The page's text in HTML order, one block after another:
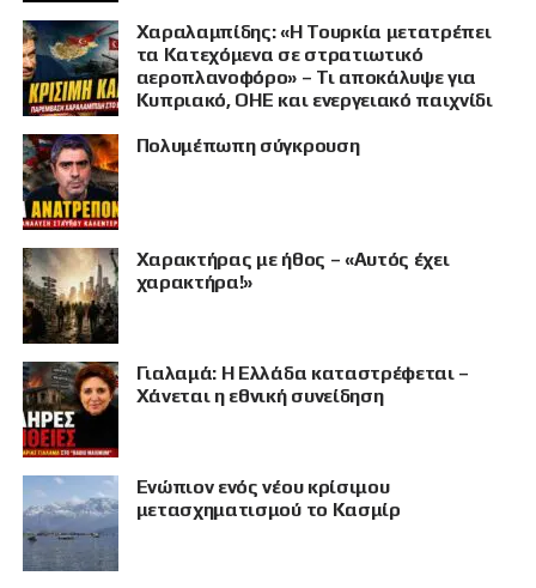
Χαραλαμπίδης: «Η Τουρκία μετατρέπει
τα Κατεχόμενα σε στρατιωτικό
αεροπλανοφόρο» – Τι αποκάλυψε για
Κυπριακό, ΟΗΕ και ενεργειακό παιχνίδι
Πολυμέπωπη σύγκρουση
Χαρακτήρας με ήθος – «Αυτός έχει
χαρακτήρα!»
Γιαλαμά: Η Ελλάδα καταστρέφεται –
Χάνεται η εθνική συνείδηση
Eνώπιον ενός νέου κρίσιμου
μετασχηματισμού το Κασμίρ